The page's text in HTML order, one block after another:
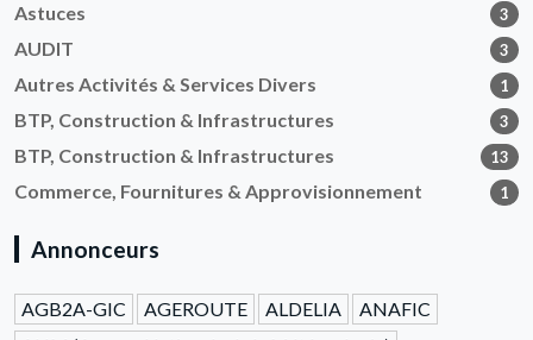
Astuces 3
AUDIT 3
Autres Activités & Services Divers 1
BTP, Construction & Infrastructures 3
BTP, Construction & Infrastructures 13
Commerce, Fournitures & Approvisionnement 1
Annonceurs
AGB2A-GIC AGEROUTE ALDELIA
ANAFIC